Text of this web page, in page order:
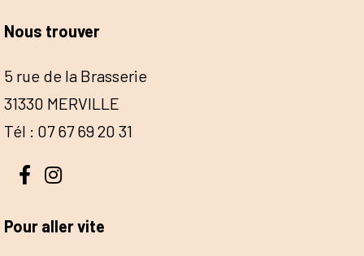
Nous trouver
5 rue de la Brasserie
31330 MERVILLE
Tél : 07 67 69 20 31
Pour aller vite